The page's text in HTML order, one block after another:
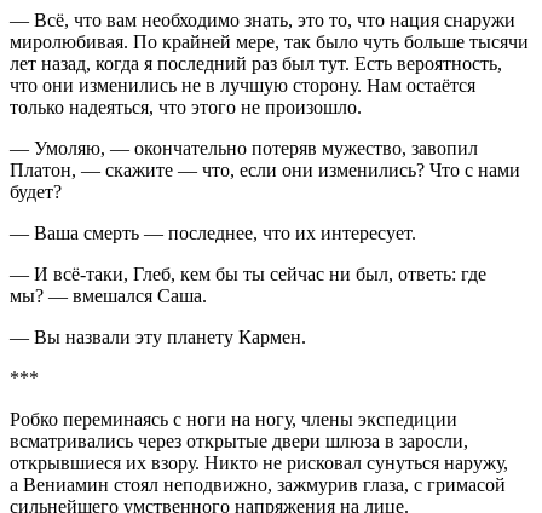
— Всё, что вам необходимо знать, это то, что нация снаружи
миролюбивая. По крайней мере, так было чуть больше тысячи
лет назад, когда я последний раз был тут. Есть вероятность,
что они изменились не в лучшую сторону. Нам остаётся
только надеяться, что этого не произошло.
— Умоляю, — окончательно потеряв мужество, завопил
Платон, — скажите — что, если они изменились? Что с нами
будет?
— Ваша смерть — последнее, что их интересует.
— И всё-таки, Глеб, кем бы ты сейчас ни был, ответь: где
мы? — вмешался Саша.
— Вы назвали эту планету Кармен.
***
Робко переминаясь с ноги на ногу, члены экспедиции
всматривались через открытые двери шлюза в заросли,
открывшиеся их взору. Никто не рисковал сунуться наружу,
а Вениамин стоял неподвижно, зажмурив глаза, с гримасой
сильнейшего умственного напряжения на лице.